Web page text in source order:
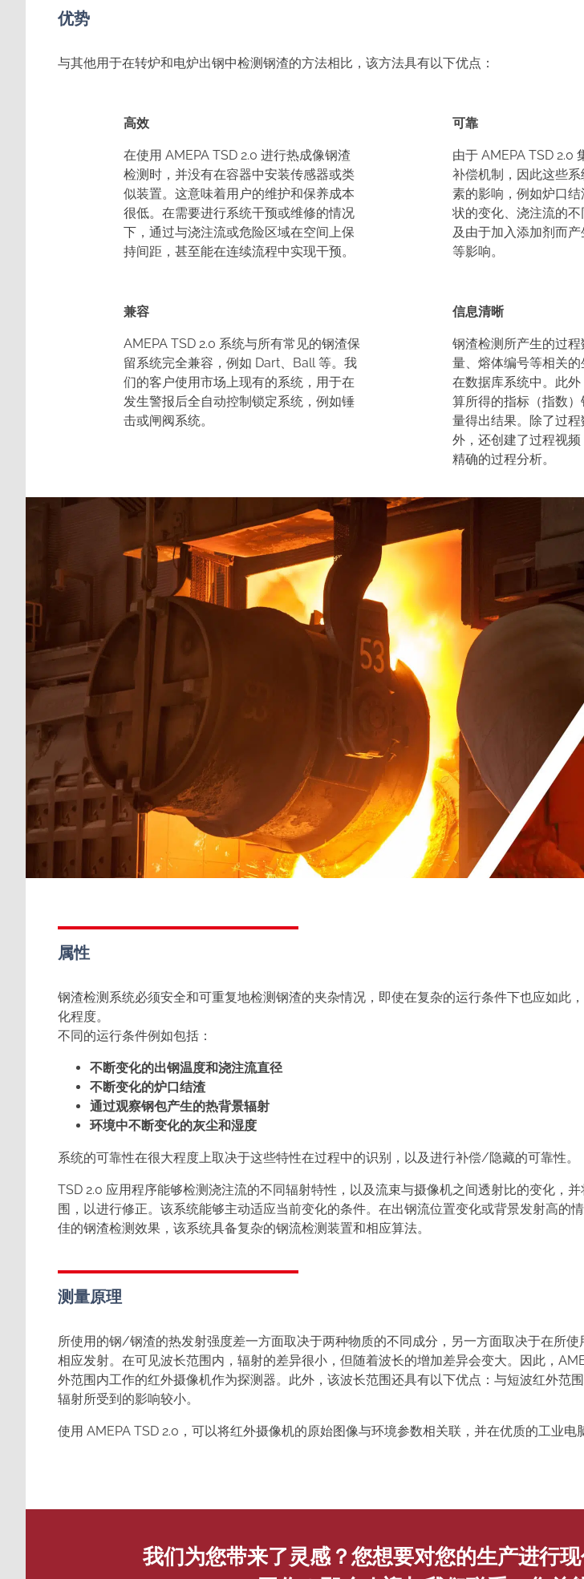
优势
与其他用于在转炉和电炉出钢中检测钢渣的方法相比，该方法具有以下优点：
高效
在使用 AMEPA TSD 2.0 进行热成像钢渣
检测时，并没有在容器中安装传感器或类
似装置。这意味着用户的维护和保养成本
很低。在需要进行系统干预或维修的情况
下，通过与浇注流或危险区域在空间上保
持间距，甚至能在连续流程中实现干预。
可靠
由于 AMEPA TSD 2.0
补偿机制，因此这些
素的影响，例如炉口
状的变化、浇注流的
及由于加入添加剂而
等影响。
兼容
AMEPA TSD 2.0 系统与所有常见的钢渣保
留系统完全兼容，例如 Dart、Ball 等。我
们的客户使用市场上现有的系统，用于在
发生警报后全自动控制锁定系统，例如锤
击或闸阀系统。
信息清晰
钢渣检测所产生的过
量、熔体编号等相关
在数据库系统中。此
算所得的指标（指数
量得出结果。除了过
外，还创建了过程视
精确的过程分析。
属性
钢渣检测系统必须安全和可重复地检测钢渣的夹杂情况，即使在复杂的运行条件下也应如此
化程度。
不同的运行条件例如包括：
不断变化的出钢温度和浇注流直径
不断变化的炉口结渣
通过观察钢包产生的热背景辐射
环境中不断变化的灰尘和湿度
系统的可靠性在很大程度上取决于这些特性在过程中的识别，以及进行补偿/隐藏的可靠性。
TSD 2.0 应用程序能够检测浇注流的不同辐射特性，以及流束与摄像机之间透射比的变化，
围，以进行修正。该系统能够主动适应当前变化的条件。在出钢流位置变化或背景发射高的
佳的钢渣检测效果，该系统具备复杂的钢流检测装置和相应算法。
测量原理
所使用的钢/钢渣的热发射强度差一方面取决于两种物质的不同成分，另一方面取决于在所使
相应发射。在可见波长范围内，辐射的差异很小，但随着波长的增加差异会变大。因此，
外范围内工作的红外摄像机作为探测器。此外，该波长范围还具有以下优点：与短波红外范
辐射所受到的影响较小。
使用 AMEPA TSD 2.0，可以将红外摄像机的原始图像与环境参数相关联，并在优质的工业电
我们为您带来了灵感？您想要对您的生产进行